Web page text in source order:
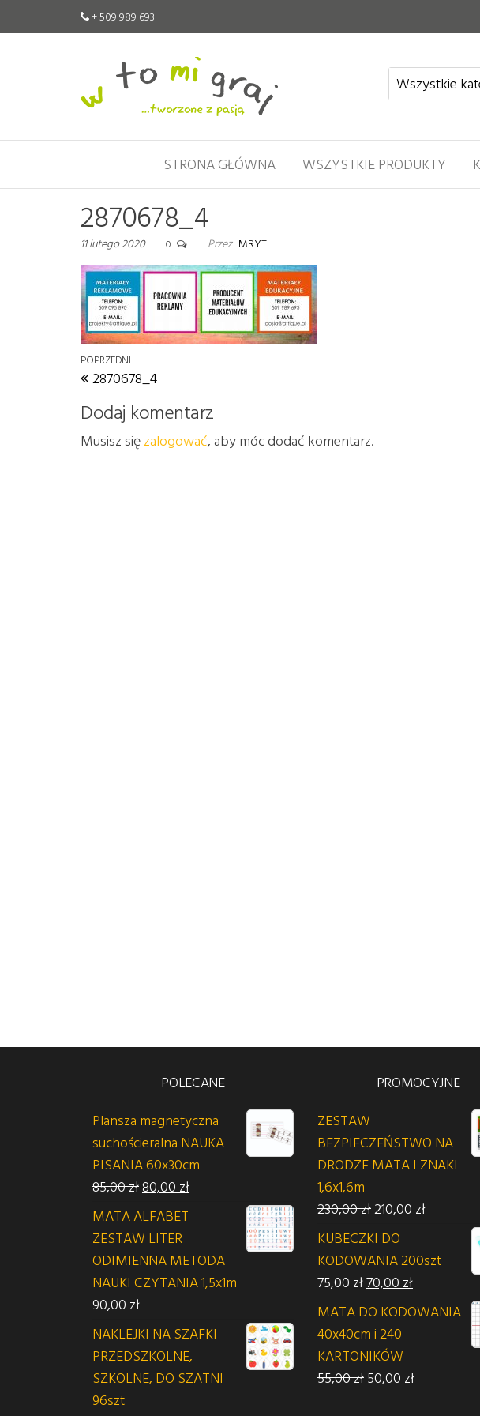
+ 509 989 693
graj
STRONA GŁÓWNA WSZYSTKIE PRODUKTY
2870678_4
11 lutego 2020 0 Przez MRYT
Nawigacja wpisu
Poprzedni wpis
POPRZEDNI
2870678_4
Dodaj komentarz
Musisz sięzalogować, aby móc dodać komentarz.
POLECANE
Plansza magnetyczna
suchościeralna NAUKA
PISANIA 60x30cm
85,00złPierwotna cena wynosiła: 85,00 zł.
80,00 złAktualna cena wynosi: 80,00 zł.
MATA ALFABET
ZESTAW LITER
ODIMIENNA METODA
NAUKI CZYTANIA 1,5x1m
90,00 zł
NAKLEJKI NA SZAFKI
PRZEDSZKOLNE,
SZKOLNE, DO SZATNI
96szt
PROMOCYJNE
ZESTAW
BEZPIECZEŃSTWO NA
DRODZE MATA I ZNAKI
1,6x1,6m
230,00złPierwotna cena
210,00 złAktualna
KUBECZKI DO
KODOWANIA 200szt
75,00złPierwotna cena
70,00 złAktualna
MATA DO KODOWANIA
40x40cm i 240
KARTONIKÓW
55,00złPierwotna cena
50,00 złAktualna